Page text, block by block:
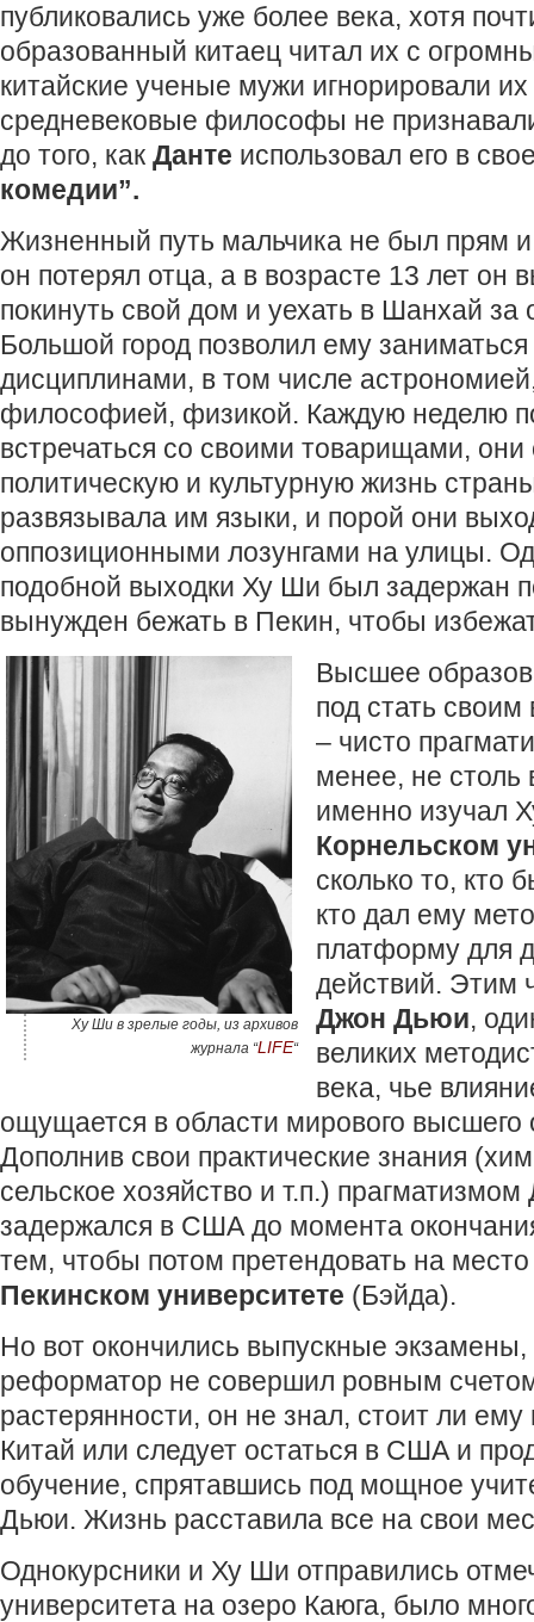
публиковались уже более века, хотя
образованный китаец читал их с
китайские ученые мужи игнорировали их
средневековые философы не
до того, как Данте использовал его в
комедии”.
Жизненный путь мальчика не был прям и
он потерял отца, а в возрасте 13 лет он
покинуть свой дом и уехать в Шанхай за
Большой город позволил ему
дисциплинами, в том числе
философией, физикой. Каждую неделю
встречаться со своими товарищами,
политическую и культурную жизнь
развязывала им языки, и порой они
оппозиционными лозунгами на улицы.
подобной выходки Ху Ши был задержан
вынужден бежать в Пекин, чтобы
Ху Ши в зрелые годы, из архивов
журнала “LIFE“
Высшее
под стать своим
– чисто
менее, не столь
именно изучал
Корнельском
сколько то, кто
кто дал ему
платформу для
действий. Этим
Джон Дьюи,
великих
века, чье
ощущается в области мирового высшего
Дополнив свои практические знания
сельское хозяйство и т.п.)
задержался в США до момента
тем, чтобы потом претендовать на
Пекинском университете (Бэйда).
Но вот окончились выпускные
реформатор не совершил ровным
растерянности, он не знал, стоит ли
Китай или следует остаться в США и
обучение, спрятавшись под мощное
Дьюи. Жизнь расставила все на свои
Однокурсники и Ху Ши отправились
университета на озеро Каюга, было